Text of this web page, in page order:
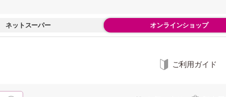
ネットスーパー オンラインショップ
ご利用ガイド